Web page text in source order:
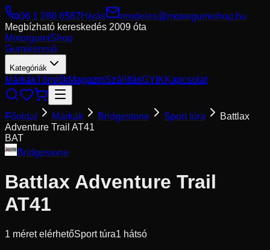
06 1 280 6567Hívás
rendeles@motorgumishop.hu
Megbízható kereskedés 2009 óta
MotorgumiShop
Gumikereső
Kategóriák
MárkákTömlőkMagazinSzállításGYIKKapcsolat
Főoldal Márkák Bridgestone Sport túra
Battlax
Adventure Trail AT41
BAT
Bridgestone
Battlax Adventure Trail
AT41
1 méret elérhetőSport túra1 hátsó